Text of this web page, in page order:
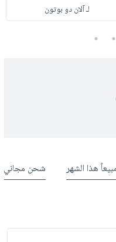
لـ آلان دو بوتون
4
5
هذا الشهر شحن مجاني